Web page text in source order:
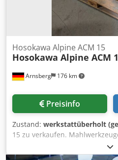
Arnsberg 176 km
Hosokawa Alpine ACM 15
Hosokawa Alpine ACM
Preisinfo
Zustand: werkstattüberholt
15 zu verkaufen.
komplett neu Dedpfx Abozat Ias